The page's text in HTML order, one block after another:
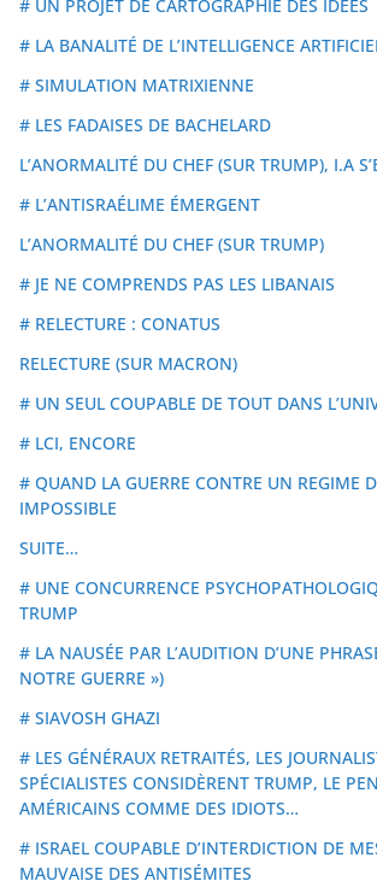
# UN PROJET DE CARTOGRAPHIE DES IDÉES
# LA BANALITÉ DE L’INTELLIGENCE
# SIMULATION MATRIXIENNE
# LES FADAISES DE BACHELARD
L’ANORMALITÉ DU CHEF (SUR TRUMP), I.A
# L’ANTISRAÉLIME ÉMERGENT
L’ANORMALITÉ DU CHEF (SUR TRUMP)
# JE NE COMPRENDS PAS LES LIBANAIS
# RELECTURE : CONATUS
RELECTURE (SUR MACRON)
# UN SEUL COUPABLE DE TOUT DANS
# LCI, ENCORE
# QUAND LA GUERRE CONTRE UN REGIME
IMPOSSIBLE
SUITE…
# UNE CONCURRENCE
TRUMP
# LA NAUSÉE PAR L’AUDITION D’UNE
NOTRE GUERRE »)
# SIAVOSH GHAZI
# LES GÉNÉRAUX RETRAITÉS, LES
SPÉCIALISTES CONSIDÈRENT TRUMP, LE
AMÉRICAINS COMME DES IDIOTS…
# ISRAEL COUPABLE D’INTERDICTION DE
MAUVAISE DES ANTISÉMITES